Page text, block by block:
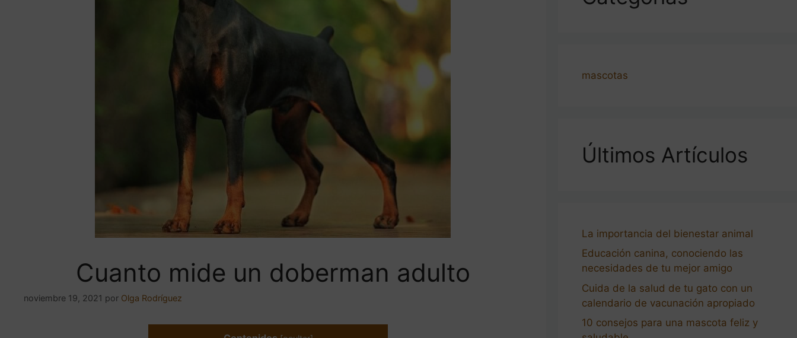
Cuanto mide un doberman adulto
noviembre 19, 2021 por Olga Rodríguez
mascotas
Últimos Artículos
La importancia del bienestar animal
Educación canina, conociendo las
necesidades de tu mejor amigo
Cuida de la salud de tu gato con un
calendario de vacunación apropiado
10 consejos para una mascota feliz y